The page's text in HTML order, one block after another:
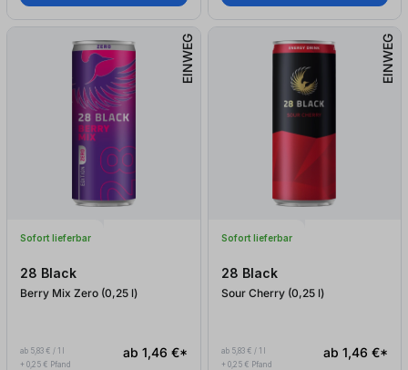
EINWEG
Sofort lieferbar
28 Black
Berry Mix Zero (0,25 l)
ab 5,83 € / 1 l
+ 0,25 € Pfand
ab 1,46 €*
EINWEG
Sofort lieferbar
28 Black
Sour Cherry (0,25 l)
ab 5,83 € / 1 l
+ 0,25 € Pfand
ab 1,46 €*